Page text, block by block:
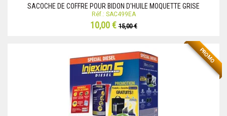
SACOCHE DE COFFRE POUR BIDON D'HUILE MOQUETTE GRISE
Réf.: SAC499EA
10,00 €15,00 €
PROMO